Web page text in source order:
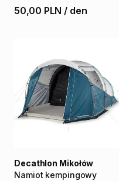
50,00 PLN / den
Namiot kempingowy
Decathlon Mikołów